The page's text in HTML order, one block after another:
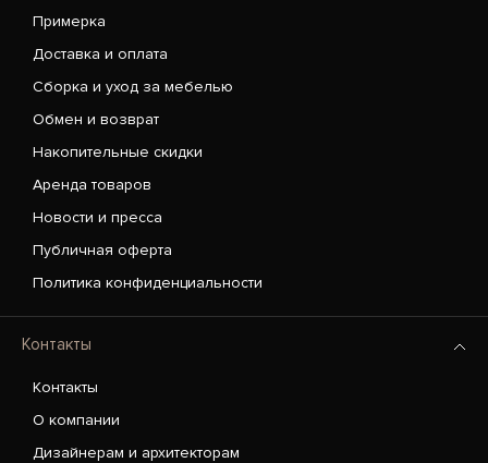
Примерка
Доставка и оплата
Сборка и уход за мебелью
Обмен и возврат
Накопительные скидки
Аренда товаров
Новости и пресса
Публичная оферта
Политика конфиденциальности
Контакты
Контакты
О компании
Дизайнерам и архитекторам